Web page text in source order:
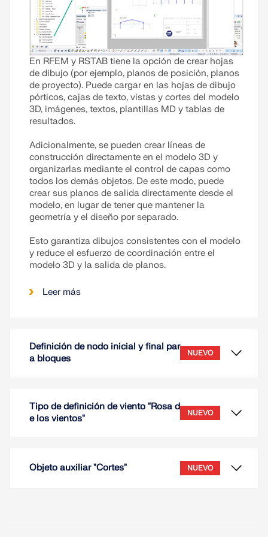
En RFEM y RSTAB tiene la opción de crear hojas
de dibujo (por ejemplo, planos de posición, planos
de proyecto). Puede cargar en las hojas de dibujo
pórticos, cajas de texto, vistas y cortes del modelo
3D, imágenes, textos, plantillas MD y tablas de
resultados.
Adicionalmente, se pueden crear líneas de
construcción directamente en el modelo 3D y
organizarlas mediante el control de capas como
todos los demás objetos. De este modo, puede
crear sus planos de salida directamente desde el
modelo, en lugar de tener que mantener la
geometría y el diseño por separado.
Esto garantiza dibujos consistentes con el modelo
y reduce el esfuerzo de coordinación entre el
modelo 3D y la salida de planos.
Leer más
Definición de nodo inicial y final par
a bloques
NUEVO
Tipo de definición de viento "Rosa d
e los vientos"
NUEVO
Objeto auxiliar "Cortes" NUEVO